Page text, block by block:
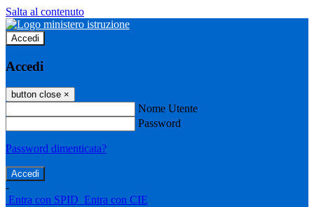
Salta al contenuto
Accedi
Accedi
button close ×
Nome Utente
Password
Password dimenticata?
-
Entra con SPID Entra con CIE